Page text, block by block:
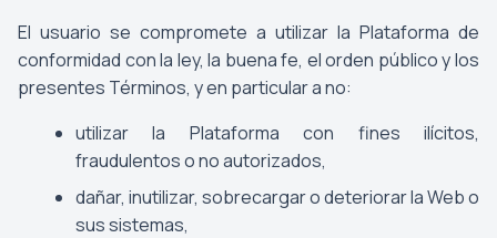
El usuario se compromete a utilizar la Plataforma de
conformidad con la ley, la buena fe, el orden público y los
presentes Términos, y en particular a no:
utilizar la Plataforma con fines ilícitos,
fraudulentos o no autorizados,
dañar, inutilizar, sobrecargar o deteriorar la Web o
sus sistemas,